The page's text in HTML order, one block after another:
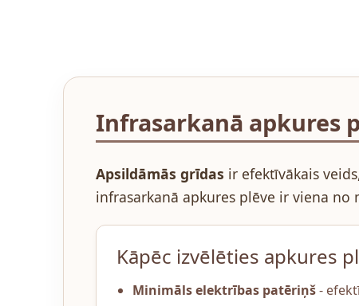
Infrasarkanā apkures
Apsildāmās grīdas ir efektīvākais
infrasarkanā apkures plēve ir viena no
Kāpēc izvēlēties apkures
Minimāls elektrības patēriņš-